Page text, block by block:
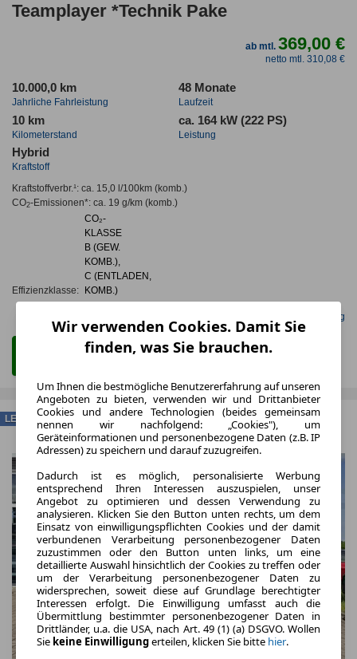
Teamplayer *Technik Pake
ab mtl.369,00 €
netto mtl. 310,08 €
10.000,0 km
Jahrliche Fahrleistung
48 Monate
Laufzeit
10 km
Kilometerstand
ca. 164 kW (222 PS)
Leistung
Hybrid
Kraftstoff
Kraftstoffverbr.¹: ca. 15,0 l/100km(komb.)
CO2-Emissionen*: ca. 19 g/km(komb.)
Effizienzklasse:
CO₂-
KLASSE
B (GEW.
KOMB.),
C (ENTLADEN,
KOMB.)
Gefunden auf mobile.de Leasing
Zum Leasing Angebot
LEASING
Wir verwenden Cookies. Damit Sie
finden, was Sie brauchen.
Um Ihnen die bestmögliche Benutzererfahrung auf unseren
Angeboten zu bieten, verwenden wir und Drittanbieter
Cookies und andere Technologien (beides gemeinsam
nennen wir nachfolgend: „Cookies"), um
Geräteinformationen und personenbezogene Daten (z.B. IP
Adressen) zu speichern und darauf zuzugreifen.
Dadurch ist es möglich, personalisierte Werbung
entsprechend Ihren Interessen auszuspielen, unser
Angebot zu optimieren und dessen Verwendung zu
analysieren. Klicken Sie den Button unten rechts, um dem
Einsatz von einwilligungspflichten Cookies und der damit
verbundenen Verarbeitung personenbezogener Daten
zuzustimmen oder den Button unten links, um eine
detaillierte Auswahl hinsichtlich der Cookies zu treffen oder
um der Verarbeitung personenbezogener Daten zu
widersprechen, soweit diese auf Grundlage berechtigter
Interessen erfolgt. Die Einwilligung umfasst auch die
Übermittlung bestimmter personenbezogener Daten in
Drittländer, u.a. die USA, nach Art. 49 (1) (a) DSGVO. Wollen
Sie keine Einwilligungerteilen, klicken Sie bitte hier.